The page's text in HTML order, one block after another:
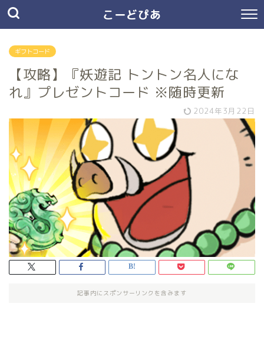
こーどぴあ
ギフトコード
【攻略】『妖遊記 トントン名人にな
れ』プレゼントコード ※随時更新
2024年3月22日
記事内にスポンサーリンクを含みます